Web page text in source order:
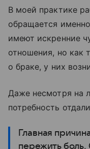
В моей практике
обращается
имеют искренние
отношения, но как
о браке, у них
Даже несмотря на
потребность
Главная
пережить